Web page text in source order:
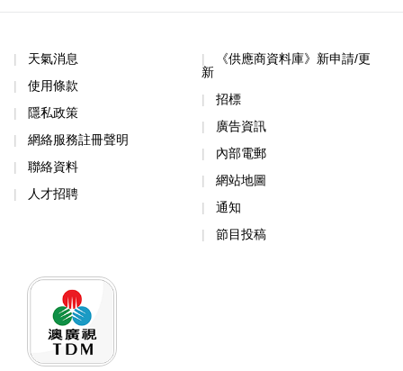
天氣消息
使用條款
隱私政策
網絡服務註冊聲明
聯絡資料
人才招聘
《供應商資料庫》新申請/更
新
招標
廣告資訊
內部電郵
網站地圖
通知
節目投稿